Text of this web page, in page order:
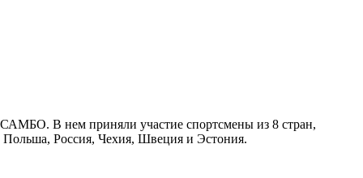
В нем приняли участие спортсмены из 8 стран,
Польша, Россия, Чехия, Швеция и Эстония.